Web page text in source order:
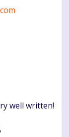
well written!